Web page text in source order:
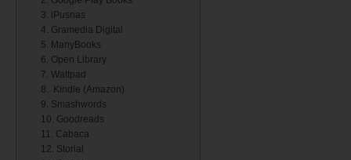
3. iPusnas
4. Gramedia Digital
5. ManyBooks
6. Open Library
7. Wattpad
8. Kindle (Amazon)
9. Smashwords
10. Goodreads
11. Cabaca
12. Storial